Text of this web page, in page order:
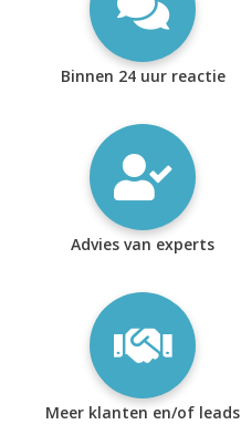
Binnen 24 uur reactie
Advies van experts
Meer klanten en/of leads